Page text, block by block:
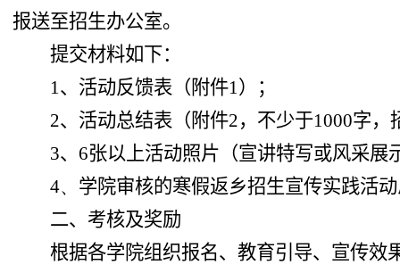
报送至招生办公室。
提交材料如下：
1 、活动反馈表（附件1 ）；
2、活动总结表（附件2，不少于1000字，
3、 6张以上活动照片（宣讲特写或风采
4、 学院审核的寒假返乡招生宣传实践活动
二、考核及奖励
根据各学院组织报名、教育引导、宣传效